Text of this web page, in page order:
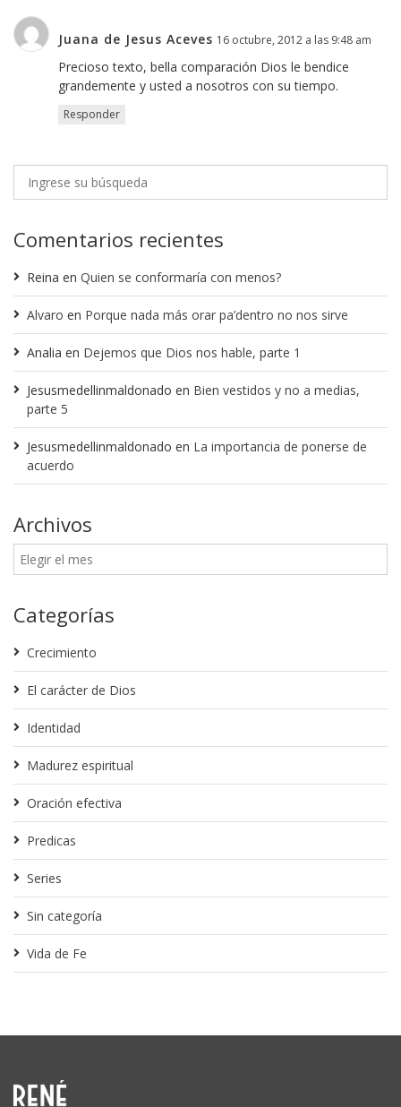
Juana de Jesus Aceves 16 octubre, 2012 a las 9:48 am
Precioso texto, bella comparación Dios le bendice
grandemente y usted a nosotros con su tiempo.
Responder
Comentarios recientes
Reina en Quien se conformaría con menos?
Alvaro en Porque nada más orar pa’dentro no nos sirve
Analia en Dejemos que Dios nos hable, parte 1
Jesusmedellinmaldonado en Bien vestidos y no a medias,
parte 5
Jesusmedellinmaldonado en La importancia de ponerse de
acuerdo
Archivos
Categorías
Crecimiento
El carácter de Dios
Identidad
Madurez espiritual
Oración efectiva
Predicas
Series
Sin categoría
Vida de Fe